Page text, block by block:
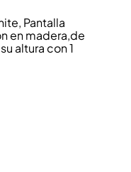
Pantalla
en madera,de
altura con 1